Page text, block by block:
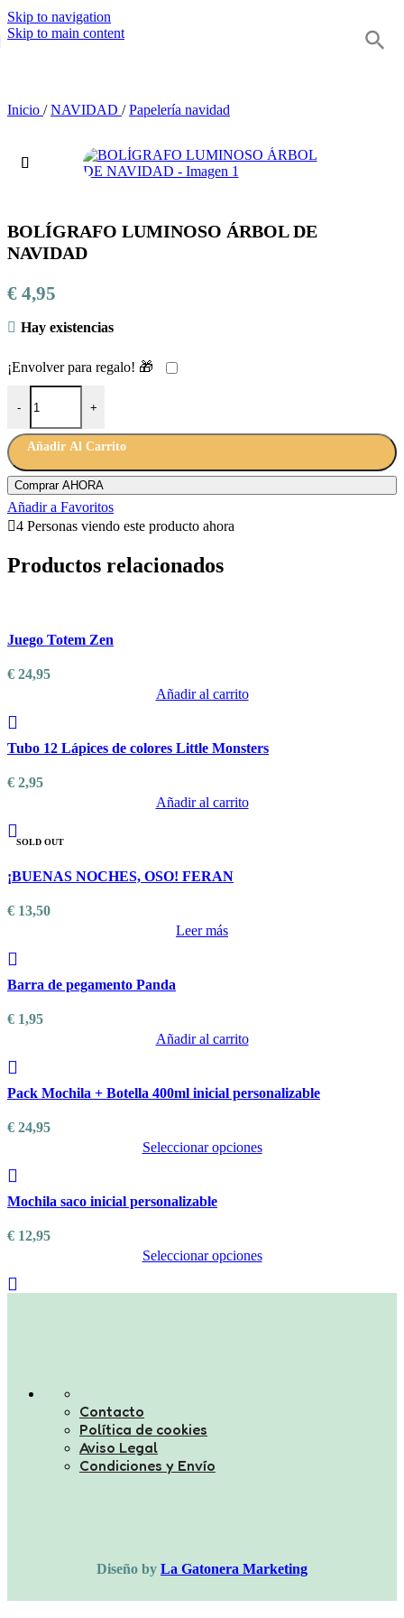
Skip to navigation
Skip to main content
Inicio / NAVIDAD / Papelería navidad
BOLÍGRAFO LUMINOSO ÁRBOL DE
NAVIDAD
€ 4,95
Hay existencias
¡Envolver para regalo! 🎁
-
BOLÍGRAFO LUMINOSO ÁRBOL DE NAVIDAD cantidad
+
Añadir Al Carrito
Comprar AHORA
Añadir a Favoritos
4 Personas viendo este producto ahora
Productos relacionados
Juego Totem Zen
€ 24,95
Añadir al carrito
Añadir a Favoritos
Tubo 12 Lápices de colores Little Monsters
€ 2,95
Añadir al carrito
SOLD OUT
¡BUENAS NOCHES, OSO! FERAN
€ 13,50
Leer más
Añadir a Favoritos
Barra de pegamento Panda
€ 1,95
Añadir al carrito
Añadir a Favoritos
Pack Mochila + Botella 400ml inicial personalizable
€ 24,95
Seleccionar opciones
Este
producto
tiene
variantes.
Añadir a Favoritos
Mochila saco inicial personalizable
€ 12,95
Seleccionar opciones
Este
producto
opciones
Contacto
Política de cookies
Aviso Legal
Condiciones y Envío
Diseño by La Gatonera Marketing